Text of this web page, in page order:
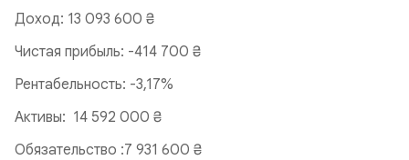
Доход: 13 093 600 ₴
Чистая прибыль: -414 700 ₴
Рентабельность: -3,17%
Активы: 14 592 000 ₴
Обязательство :7 931 600 ₴